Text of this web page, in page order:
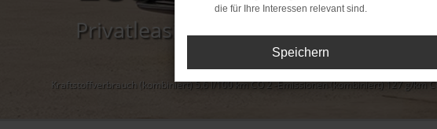
Privatleasing mit Loyalisierung
Kraftstoffverbrauch (kombiniert) 5.6 l/100 km CO 2 -Emissionen (kombiniert) 127 g/km
die für Ihre Interessen relevant sind.
Speichern